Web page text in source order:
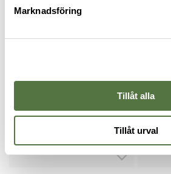
Marknadsföring
Tillåt alla
Tillåt urval
ÖVERKROPPEN